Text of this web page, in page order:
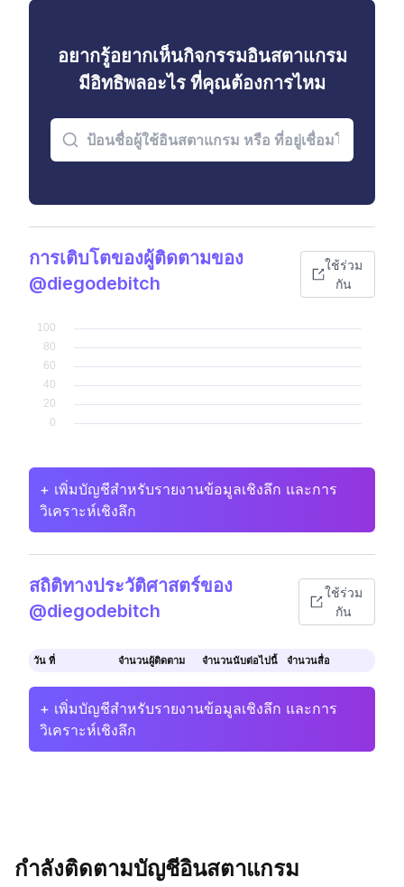
อยากรู้อยากเห็นกิจกรรมอินสตาแกรม
มีอิทธิพลอะไร ที่คุณต้องการไหม
การเติบโตของผู้ติดตามของ
@diegodebitch
ใช้ร่วม
กัน
+ เพิ่มบัญชีสำหรับรายงานข้อมูลเชิงลึก และการ
วิเคราะห์เชิงลึก
สถิติทางประวัติศาสตร์ของ
@diegodebitch
ใช้ร่วม
กัน
วัน ที่ จำนวนผู้ติดตาม จำนวนนับต่อไปนี้ จำนวนสื่อ
+ เพิ่มบัญชีสำหรับรายงานข้อมูลเชิงลึก และการ
วิเคราะห์เชิงลึก
กำลังติดตามบัญชีอินสตาแกรม